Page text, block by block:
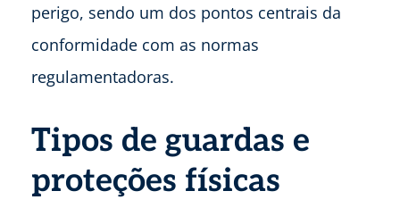
perigo, sendo um dos pontos centrais da
conformidade com as normas
regulamentadoras.
Tipos de guardas e
proteções físicas